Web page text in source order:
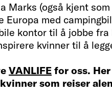
Marks (også kjent
Europa med
kontor til å jobbe fra
kvinner til å
VANLIFE for oss.
som reiser